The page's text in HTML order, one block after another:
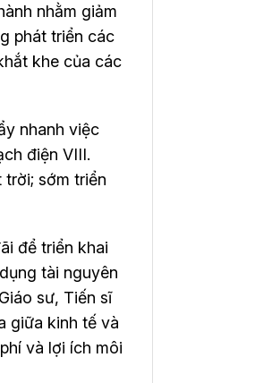
nhằm giảm
phát triển các
khe của các
nhanh việc
điện VIII.
sớm triển
để triển khai
tài nguyên
sư, Tiến sĩ
giữa kinh tế và
và lợi ích môi